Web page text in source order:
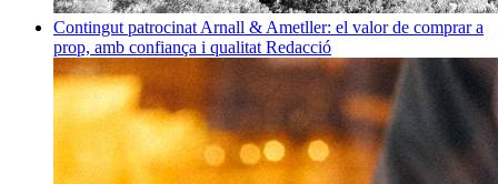
Contingut patrocinat Arnall & Ametller: el valor de comprar a
prop, amb confiança i qualitat Redacció